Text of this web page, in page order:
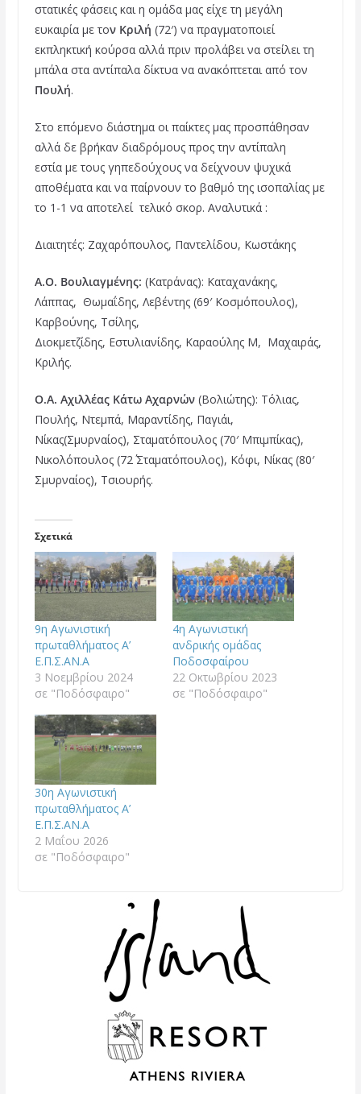
στατικές φάσεις και η ομάδα μας είχε τη μεγάλη
ευκαιρία με τον Κριλή (72′) να πραγματοποιεί
εκπληκτική κούρσα αλλά πριν προλάβει να στείλει τη
μπάλα στα αντίπαλα δίκτυα να ανακόπτεται από τον
Πουλή.
Στο επόμενο διάστημα οι παίκτες μας προσπάθησαν
αλλά δε βρήκαν διαδρόμους προς την αντίπαλη
εστία με τους γηπεδούχους να δείχνουν ψυχικά
αποθέματα και να παίρνουν το βαθμό της ισοπαλίας με
το 1-1 να αποτελεί τελικό σκορ. Αναλυτικά :
Διαιτητές: Ζαχαρόπουλος, Παντελίδου, Κωστάκης
Α.Ο. Βουλιαγμένης: (Κατράνας): Καταχανάκης,
Λάππας, Θωμαΐδης, Λεβέντης (69′ Κοσμόπουλος),
Καρβούνης, Τσίλης,
Διοκμετζίδης, Εστυλιανίδης, Καραούλης Μ, Μαχαιράς,
Κριλής.
Ο.Α. Αχιλλέας Κάτω Αχαρνών(Βολιώτης): Τόλιας,
Πουλής, Ντεμπά, Μαραντίδης, Παγιάι,
Νίκας(Σμυρναίος), Σταματόπουλος (70′ Μπιμπίκας),
Νικολόπουλος (72΄ Σταματόπουλος), Κόφι, Νίκας (80′
Σμυρναίος), Τσιουρής.
Σχετικά
9η Αγωνιστική
πρωταθλήματος A’
Ε.Π.Σ.ΑΝ.Α
3 Νοεμβρίου 2024
σε "Ποδόσφαιρο"
4η Αγωνιστική
ανδρικής ομάδας
Ποδοσφαίρου
22 Οκτωβρίου 2023
σε "Ποδόσφαιρο"
30η Αγωνιστική
πρωταθλήματος A’
Ε.Π.Σ.ΑΝ.Α
2 Μαΐου 2026
σε "Ποδόσφαιρο"